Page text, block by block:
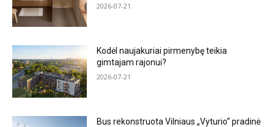
2026-07-21
Kodėl naujakuriai pirmenybę teikia
gimtajam rajonui?
2026-07-21
Bus rekonstruota Vilniaus „Vyturio“ pradinė